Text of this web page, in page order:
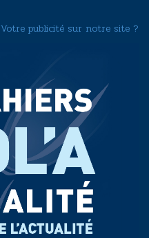
Votre publicité sur notre site ?